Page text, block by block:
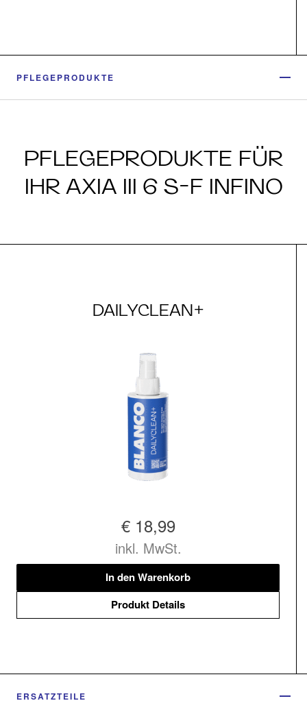
PFLEGEPRODUKTE
PFLEGEPRODUKTE FÜR
IHR AXIA III 6 S-F INFINO
DAILYCLEAN+
€ 18,99
inkl. MwSt.
In den Warenkorb
Produkt Details
ERSATZTEILE